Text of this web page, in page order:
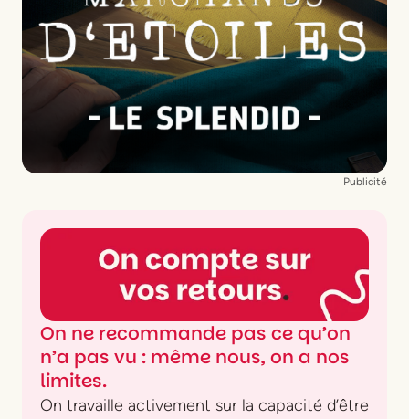
Publicité
On ne recommande pas ce qu’on
n’a pas vu : même nous, on a nos
limites.
On travaille activement sur la capacité d’être